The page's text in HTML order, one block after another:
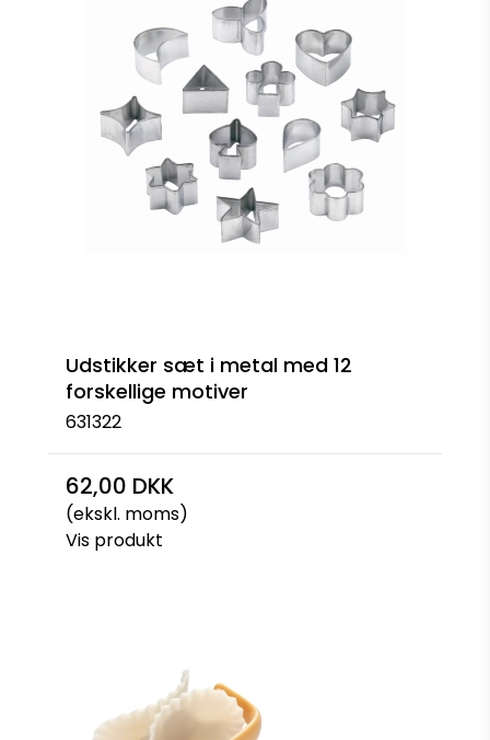
Udstikker sæt i metal med 12
forskellige motiver
631322
62,00 DKK
(ekskl. moms)
Vis produkt